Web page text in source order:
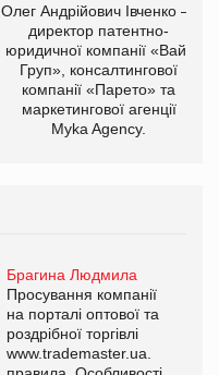
Олег Андрійович Івченко —
директор патентно-
юридичної компанії «Вайз
Груп», консалтингової
компанії «Парето» та
маркетингової агенції
Myka Agency.
Брагина Людмила
Просування компанії
на порталі оптової та
роздрібної торгівлі
www.trademaster.ua.